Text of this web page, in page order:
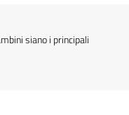
siano i principali